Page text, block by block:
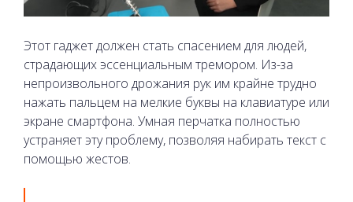
Этот гаджет должен стать спасением для людей,
страдающих эссенциальным тремором. Из-за
непроизвольного дрожания рук им крайне трудно
нажать пальцем на мелкие буквы на клавиатуре или
экране смартфона. Умная перчатка полностью
устраняет эту проблему, позволяя набирать текст с
помощью жестов.